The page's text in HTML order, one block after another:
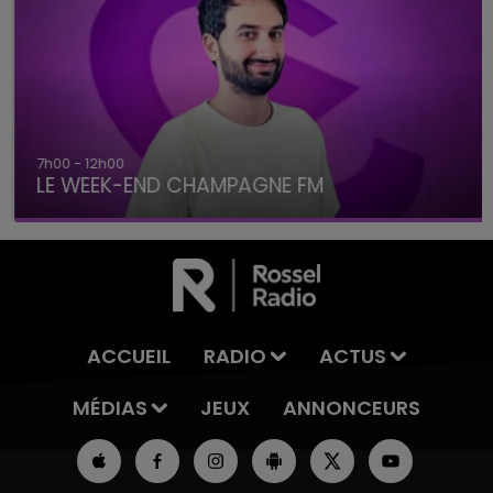
7h00 - 12h00
LE WEEK-END CHAMPAGNE FM
ACCUEIL RADIO
ACTUS
MÉDIAS
JEUX ANNONCEURS